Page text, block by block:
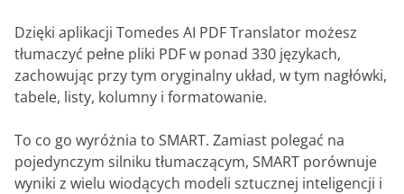
Dzięki aplikacji Tomedes AI PDF Translator możesz
tłumaczyć pełne pliki PDF w ponad 330 językach,
zachowując przy tym oryginalny układ, w tym nagłówki,
tabele, listy, kolumny i formatowanie.
To co go wyróżnia to SMART. Zamiast polegać na
pojedynczym silniku tłumaczącym, SMART porównuje
wyniki z wielu wiodących modeli sztucznej inteligencji i